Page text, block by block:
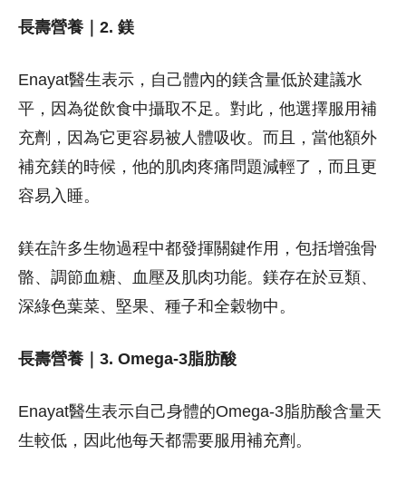
長壽營養｜2. 鎂
Enayat醫生表示，自己體內的鎂含量低於建議水
平，因為從飲食中攝取不足。對此，他選擇服用補
充劑，因為它更容易被人體吸收。而且，當他額外
補充鎂的時候，他的肌肉疼痛問題減輕了，而且更
容易入睡。
鎂在許多生物過程中都發揮關鍵作用，包括增強骨
骼、調節血糖、血壓及肌肉功能。鎂存在於豆類、
深綠色葉菜、堅果、種子和全穀物中。
長壽營養｜3. Omega-3脂肪酸
Enayat醫生表示自己身體的Omega-3脂肪酸含量天
生較低，因此他每天都需要服用補充劑。